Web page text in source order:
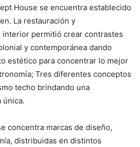
House se encuentra establecido
La restauración y
permitió crear contrastes
y contemporánea dando
estético para concentrar lo mejor
Tres diferentes conceptos
techo brindando una
única.
concentra marcas de diseño,
distribuidas en distintos